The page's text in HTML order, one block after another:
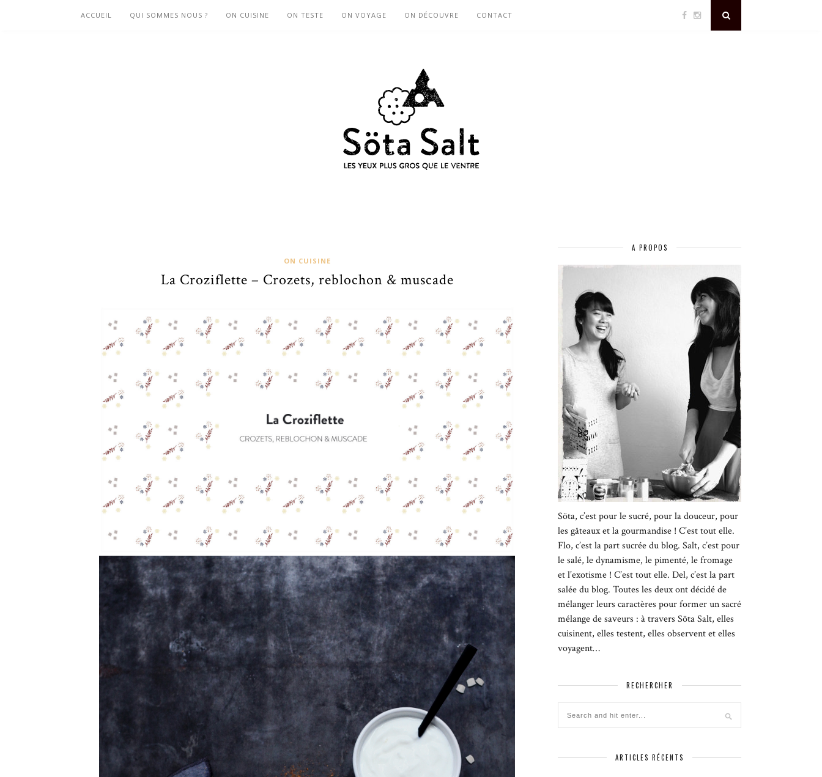
ACCUEIL QUI SOMMES NOUS ? ON CUISINE ON TESTE ON VOYAGE ON DÉCOUVRE CONTACT
ON CUISINE
La Croziflette – Crozets, reblochon & muscade
A PROPOS
Söta, c’est pour le sucré, pour la douceur, pour
les gâteaux et la gourmandise ! C’est tout elle.
Flo, c’est la part sucrée du blog. Salt, c’est pour
le salé, le dynamisme, le pimenté, le fromage
et l’exotisme ! C’est tout elle. Del, c’est la part
salée du blog. Toutes les deux ont décidé de
mélanger leurs caractères pour former un sacré
mélange de saveurs : à travers Söta Salt, elles
cuisinent, elles testent, elles observent et elles
voyagent…
RECHERCHER
ARTICLES RÉCENTS